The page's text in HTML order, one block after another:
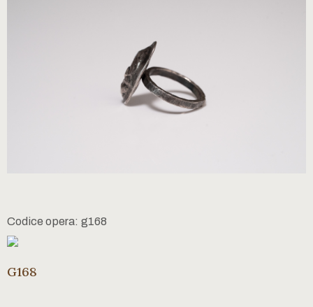
Codice opera: g168
G168